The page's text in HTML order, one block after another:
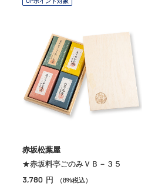
赤坂松葉屋
★赤坂料亭ごのみＶＢ－３５
3,780 円 （8%税込）